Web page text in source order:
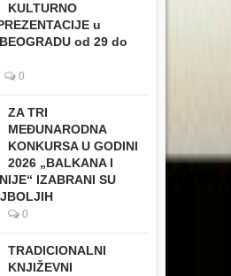
KULTURNO
u
od 29 do
0
ZA TRI
MEĐUNARODNA
KONKURSA U GODINI
2026 „BALKANA I
IZABRANI SU
0
TRADICIONALNI
KNJIŽEVNI